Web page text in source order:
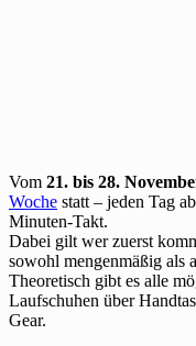
Vom 21. bis 28.
Woche statt – jeden Tag
Minuten-Takt.
Dabei gilt wer zuerst
sowohl mengenmäßig als
Theoretisch gibt es alle
Laufschuhen über
Gear.